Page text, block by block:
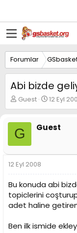
Forumlar
Abi bizde
K
o
u
y
B
a
ş
a
t
a
Guest
B
a
l
g
a
r
i
i
12 Eyl
G Guest
12 Eyl 2008
Bu konuda abi
topiclerini
adet haline
Ben ilk ismide